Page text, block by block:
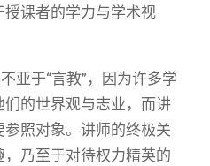
授课者的学力与学术视
亚于“言教”，因为许多学
的世界观与志业，而讲
照对象。讲师的终极关
乃至于对待权力精英的